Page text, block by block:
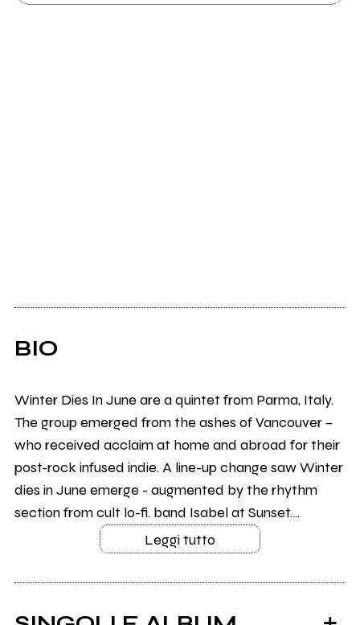
BIO
Winter Dies In June are a quintet from Parma, Italy.
The group emerged from the ashes of Vancouver –
who received acclaim at home and abroad for their
post-rock infused indie. A line-up change saw Winter
dies in June emerge - augmented by the rhythm
section from cult lo-fi. band Isabel at Sunset....
Leggi tutto